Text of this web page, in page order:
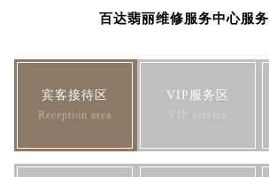
百达翡丽维修服务中心服
宾客接待区
Reception area
VIP服务区
VIP service